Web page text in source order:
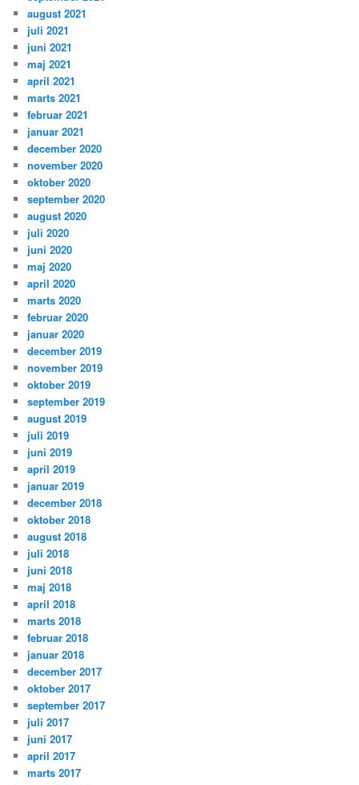
august 2021
juli 2021
juni 2021
maj 2021
april 2021
marts 2021
februar 2021
januar 2021
december 2020
november 2020
oktober 2020
september 2020
august 2020
juli 2020
juni 2020
maj 2020
april 2020
marts 2020
februar 2020
januar 2020
december 2019
november 2019
oktober 2019
september 2019
august 2019
juli 2019
juni 2019
april 2019
januar 2019
december 2018
oktober 2018
august 2018
juli 2018
juni 2018
maj 2018
april 2018
marts 2018
februar 2018
januar 2018
december 2017
oktober 2017
september 2017
juli 2017
juni 2017
april 2017
marts 2017